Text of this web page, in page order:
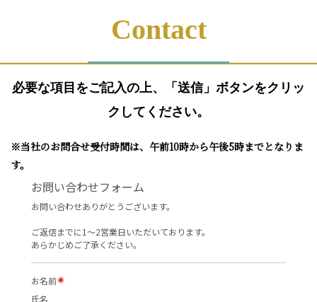
Contact
必要な項目をご記入の上、「送信」ボタンをクリッ
クしてください。
※当社のお問合せ受付時間は、午前10時から午後5時までとなりま
す。